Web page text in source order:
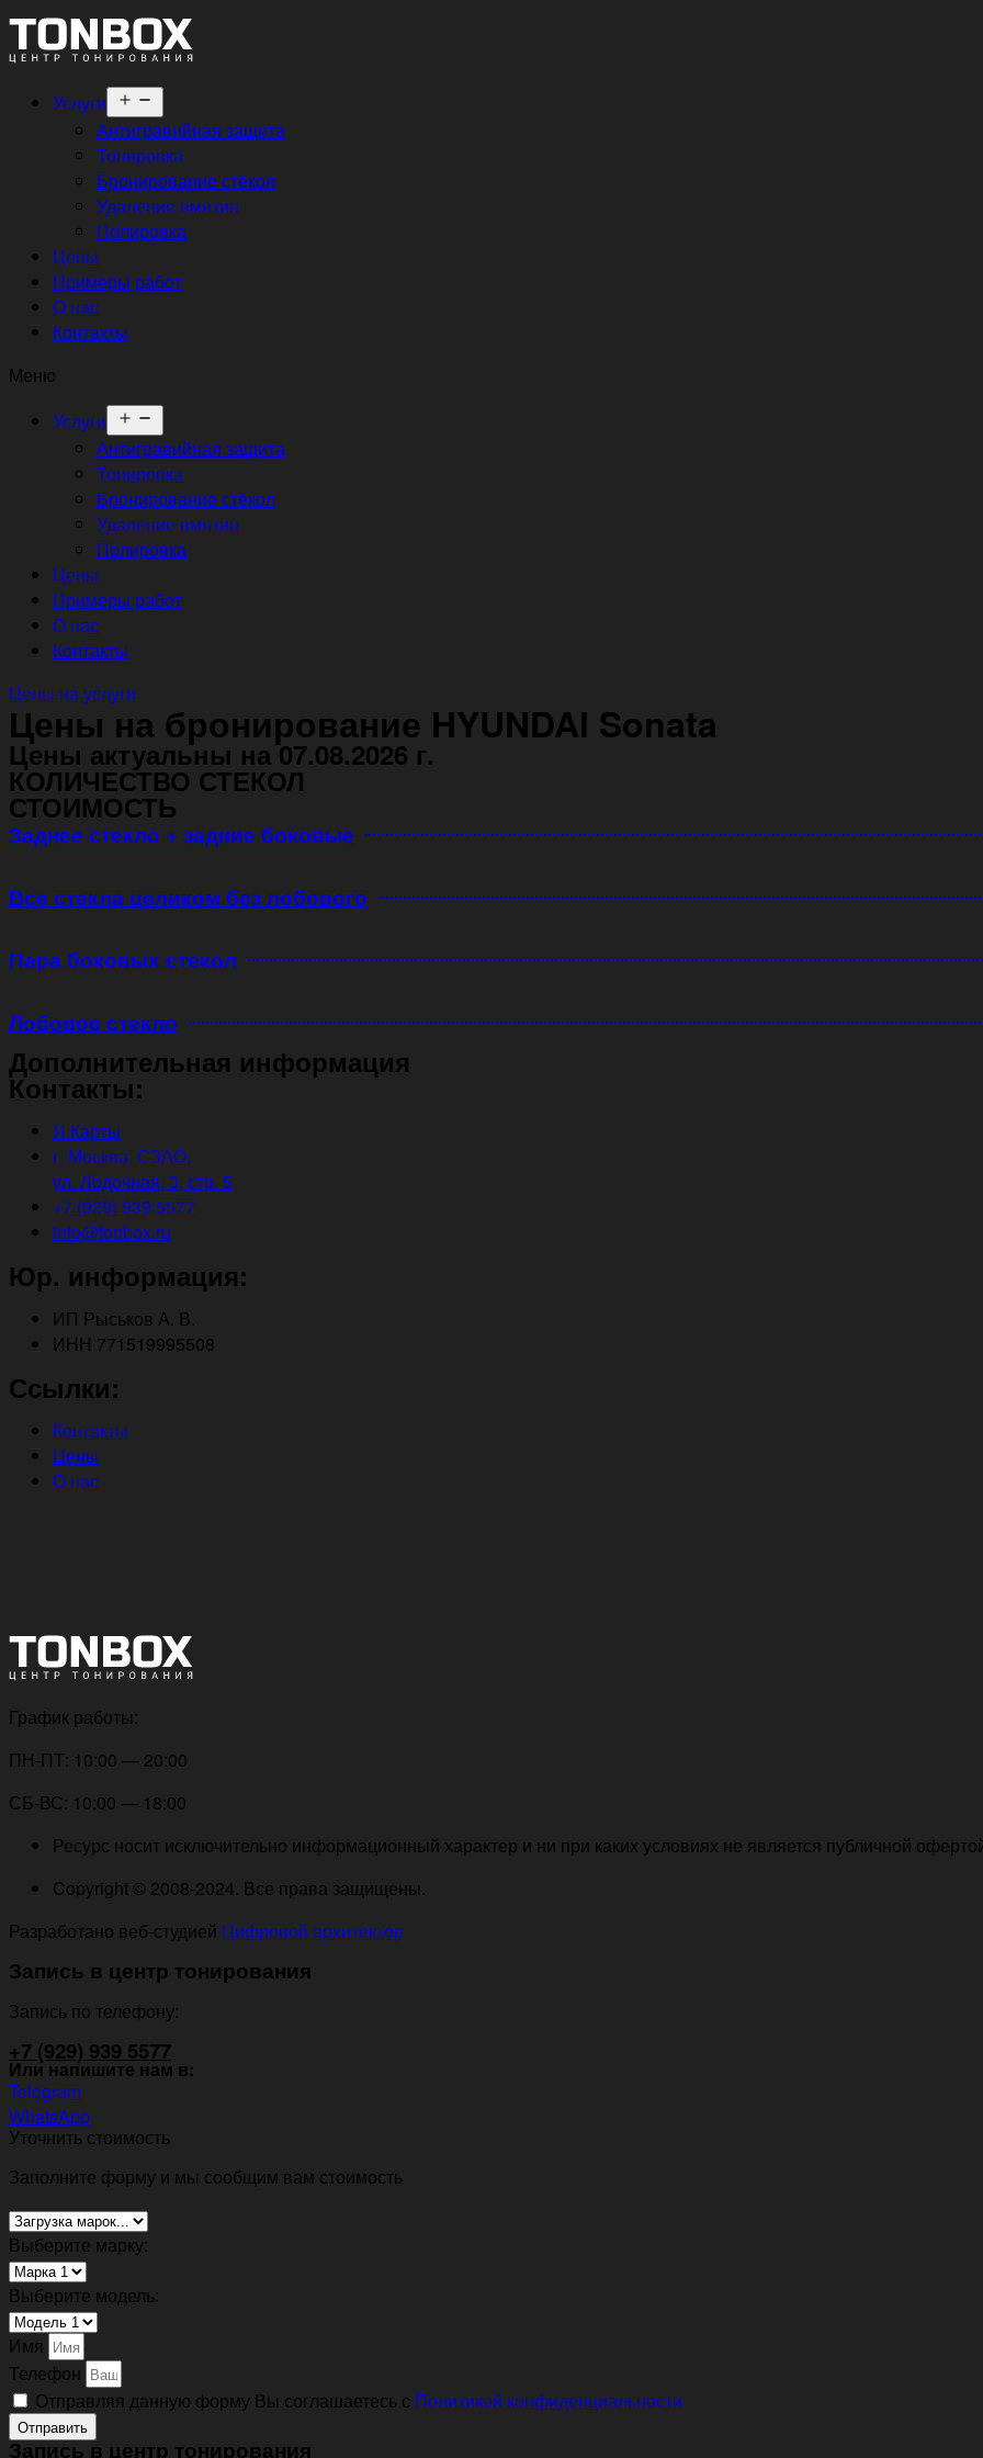
Услуги
меню
Антигравийная защита
Тонировка
Бронирование стёкол
Удаление вмятин
Полировка
Цены
Примеры работ
О нас
Контакты
Меню
Услуги
меню
Антигравийная защита
Тонировка
Бронирование стёкол
Удаление вмятин
Полировка
Цены
Примеры работ
О нас
Контакты
Цены на услуги
Цены на бронирование HYUNDAI Sonata
Цены актуальны на 07.08.2026 г.
КОЛИЧЕСТВО СТЕКОЛ
СТОИМОСТЬ
Заднее стекло + задние боковые
Все стекла целиком без лобового
Пара боковых стекол
Лобовое стекло
Дополнительная информация
Контакты:
Я.Карты
г. Москва, СЗАО,
ул. Лодочная, 3, стр. 5
+7 (929) 939 5577
info@tonbox.ru
Юр. информация:
ИП Рыськов А. В.
ИНН 771519995508
Ссылки:
Контакты
Цены
О нас
График работы:
ПН-ПТ: 10:00 — 20:00
СБ-ВС: 10:00 — 18:00
Ресурс носит исключительно информационный характер и ни при каких условиях не является публичной
Copyright © 2008-2024. Все права защищены.
Разработано веб-студией Цифровой архитектор
Запись в центр тонирования
Запись по телефону:
+7 (929) 939 5577
Или напишите нам в:
Telegram
WhatsApp
Уточнить стоимость
Заполните форму и мы сообщим вам стоимость
Выберите марку:
Выберите модель:
Имя
Телефон
Отправляя данную форму Вы соглашаетесь с Политикой конфиденциальности
Отправить
Запись в центр тонирования